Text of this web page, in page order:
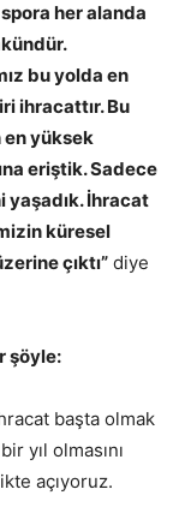
her alanda
bu yolda en
ihracattır. Bu
yüksek
eriştik. Sadece
yaşadık. İhracat
küresel
çıktı” diye
şöyle:
başta olmak
yıl olmasını
açıyoruz.